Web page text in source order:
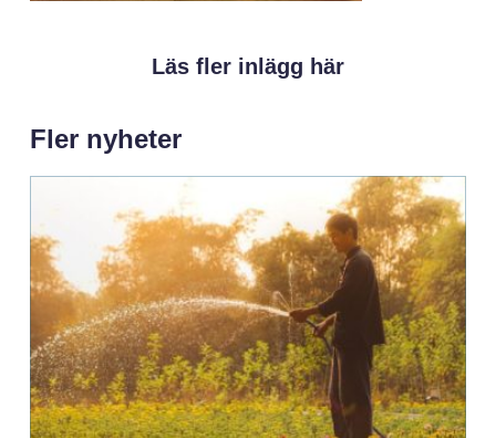
Läs fler inlägg här
Fler nyheter